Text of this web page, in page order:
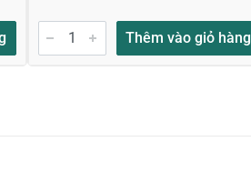
Thêm vào giỏ hàng